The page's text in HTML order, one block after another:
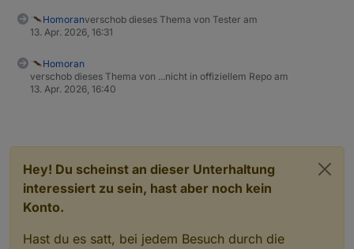
Homoranverschob dieses Thema von Tester am
13. Apr. 2026, 16:31
Homoran
verschob dieses Thema von ...nicht in offiziellem Repo am
13. Apr. 2026, 16:40
Hey! Du scheinst an dieser Unterhaltung
interessiert zu sein, hast aber noch kein
Konto.
Hast du es satt, bei jedem Besuch durch die